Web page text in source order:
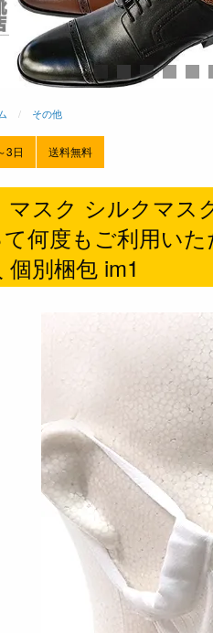
その他
3日 送料無料
マスク シルクマス
て何度もご利用い
個別梱包 im1